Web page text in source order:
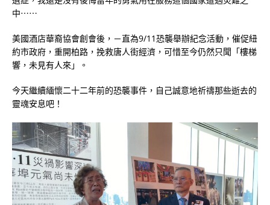
中⋯⋯
美國酒店華裔協會創會後，－直為9/11恐襲舉辦紀念活動，催促紐
約市政府，重開柏路，挽救唐人街經濟，可惜至今仍然只聞「樓梯
響，未見有人來」。
今天繼續緬懷二十二年前的恐襲事件，自己誠意地祈禱那些逝去的
靈魂安息吧！